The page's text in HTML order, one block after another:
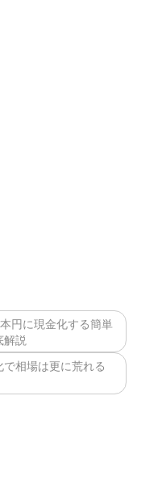
円に現金化する簡単
解説
相場は更に荒れる